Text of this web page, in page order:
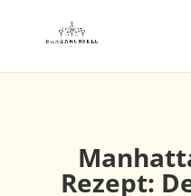
Rezept: